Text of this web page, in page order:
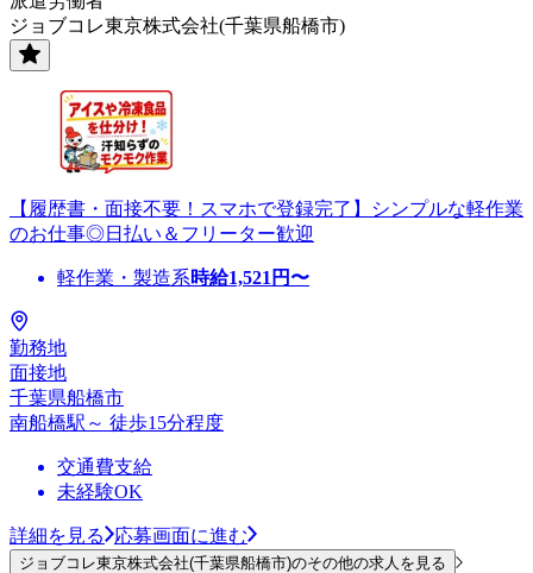
ジョブコレ東京株式会社(千葉県船橋市)
【履歴書・面接不要！スマホで登録完了】シンプルな軽作業
のお仕事◎日払い＆フリーター歓迎
軽作業・製造系時給1,521 円〜
勤務地
面接地
千葉県船橋市
南船橋駅～ 徒歩15分程度
交通費支給
未経験OK
詳細を見る 応募画面に進む
ジョブコレ東京株式会社(千葉県船橋市)のその他の求人を見る